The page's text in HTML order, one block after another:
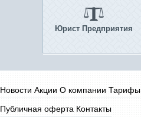
Юрист Предприятия
Новости Акции О компании Тарифы
Публичная оферта Контакты